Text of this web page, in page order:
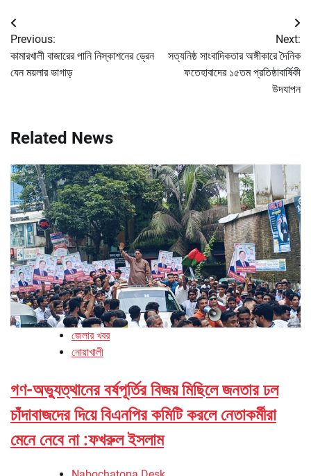
Post
navigation
Previous:
কামারখালী বাজারের পানি নিস্কাশনের ড্রেন
যেন ময়লার ভাগাড়
Next:
সত্যনিষ্ঠ সাংবাদিকতার অঙ্গীকারে দৈনিক
ফতেহাবাদের ১৫তম প্রতিষ্ঠাবার্ষিকী
উদযাপন
Related News
জেলার খবর
নোয়াখালী
গণ-অভ্যুত্থানের বর্ষপূর্তির বিজয় মিছিলে জনতার ঢল
চাঁদাবাজদের দিয়ে বিএনপির কমিটি করলে নেতাকর্মীরা
মেনে নেবে না :ফখরুল ইসলাম